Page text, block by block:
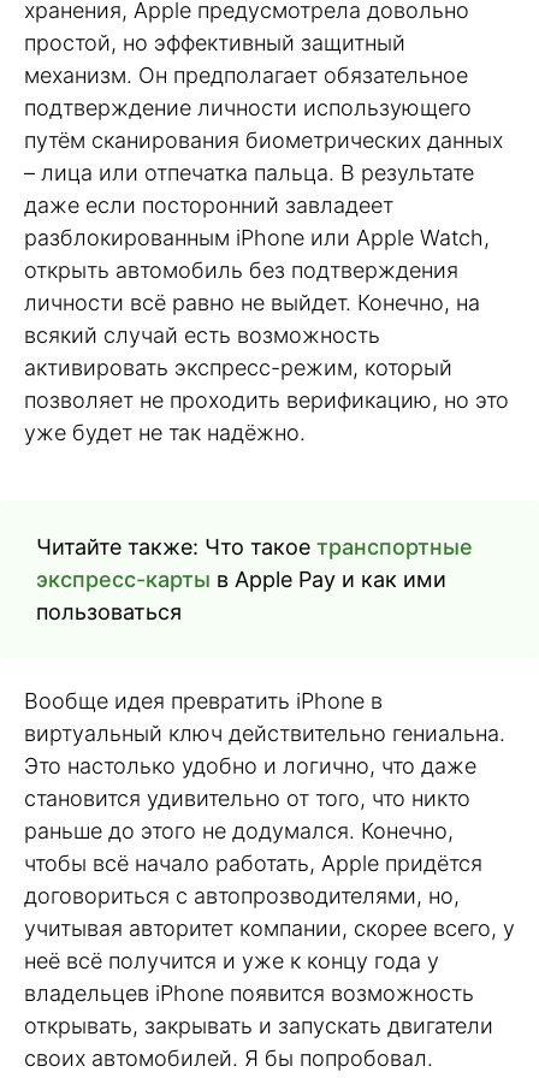
хранения, Apple предусмотрела довольно
простой, но эффективный защитный
механизм. Он предполагает обязательное
подтверждение личности использующего
путём сканирования биометрических данных
– лица или отпечатка пальца. В результате
даже если посторонний завладеет
разблокированным iPhone или Apple Watch,
открыть автомобиль без подтверждения
личности всё равно не выйдет. Конечно, на
всякий случай есть возможность
активировать экспресс-режим, который
позволяет не проходить верификацию, но это
уже будет не так надёжно.
Читайте также: Что такое транспортные
экспресс-карты в Apple Pay и как ими
пользоваться
Вообще идея превратить iPhone в
виртуальный ключ действительно гениальна.
Это настолько удобно и логично, что даже
становится удивительно от того, что никто
раньше до этого не додумался. Конечно,
чтобы всё начало работать, Apple придётся
договориться с автопрозводителями, но,
учитывая авторитет компании, скорее всего, у
неё всё получится и уже к концу года у
владельцев iPhone появится возможность
открывать, закрывать и запускать двигатели
своих автомобилей. Я бы попробовал.